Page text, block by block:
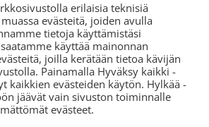
erilaisia teknisiä
evästeitä, joiden avulla
tietoja käyttämistäsi
käyttää mainonnan
joilla kerätään tietoa kävijän
Painamalla Hyväksy kaikki -
kaikkien evästeiden käytön. Hylkää -
jäävät vain sivuston toiminnalle
evästeet.